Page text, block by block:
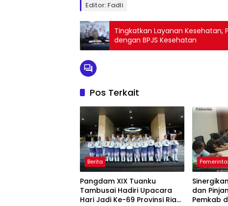
Editor: Fadli
Tingkatkan Layanan Kesehatan,
dengan BPJS Kesehatan
Pos Terkait
Berita
Pangdam XIX Tuanku
Tambusai Hadiri Upacara
Hari Jadi Ke-69 Provinsi Riau
dan
Pemkab